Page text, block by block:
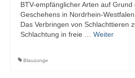
BTV-empfänglicher Arten auf Grund
Geschehens in Nordrhein-
Das Verbringen von Schlachttieren
Schlachtung in freie … Weiter
Blauzunge